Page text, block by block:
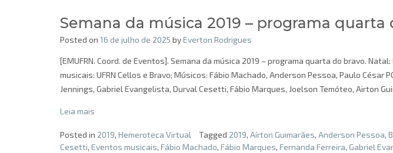
Semana da música 2019 – programa quarta
Posted on 16 de julho de 2025 byEverton Rodrigues
[EMUFRN. Coord. de Eventos]. Semana da música 2019 – programa quarta do bravo. Natal:
musicais: UFRN Cellos e Bravo; Músicos: Fábio Machado, Anderson Pessoa, Paulo César
Jennings, Gabriel Evangelista, Durval Cesetti, Fábio Marques, Joelson Temóteo, Airton
Leia mais
Posted in 2019, Hemeroteca Virtual Tagged 2019, Aírton Guimarães, Anderson Pessoa,
Cesetti, Eventos musicais, Fábio Machado, Fábio Marques, Fernanda Ferreira, Gabriel